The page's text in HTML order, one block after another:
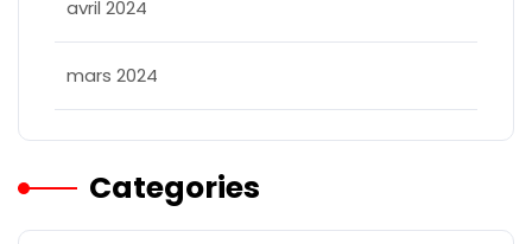
avril 2024
mars 2024
Categories